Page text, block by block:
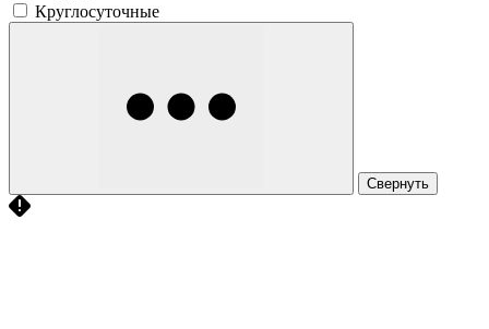
Круглосуточные
Свернуть